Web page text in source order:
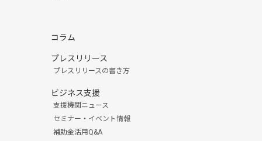
コラム
プレスリリース
プレスリリースの書き方
ビジネス支援
支援機関ニュース
セミナー・イベント情報
補助金活用Q&A